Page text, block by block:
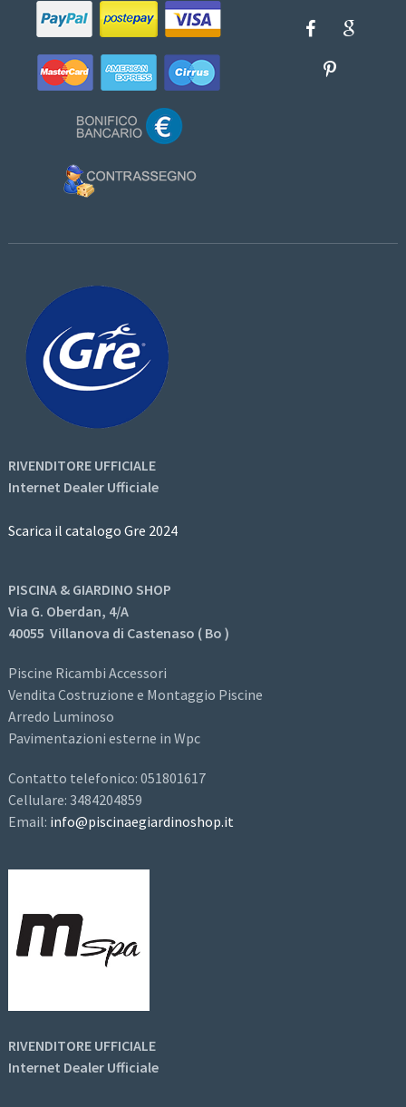
RIVENDITORE UFFICIALE
Internet Dealer Ufficiale
Scarica il catalogo Gre 2024
PISCINA & GIARDINO SHOP
Via G. Oberdan, 4/A
40055 Villanova di Castenaso ( Bo )
Piscine Ricambi Accessori
Vendita Costruzione e Montaggio Piscine
Arredo Luminoso
Pavimentazioni esterne in Wpc
Contatto telefonico: 051801617
Cellulare: 3484204859
Email: info@piscinaegiardinoshop.it
RIVENDITORE UFFICIALE
Internet Dealer Ufficiale